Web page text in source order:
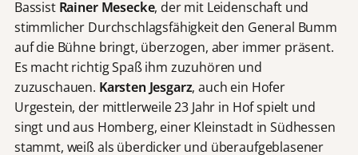
Bassist Rainer Mesecke, der mit Leidenschaft und
stimmlicher Durchschlagsfähigkeit den General Bumm
auf die Bühne bringt, überzogen, aber immer präsent.
Es macht richtig Spaß ihm zuzuhören und
zuzuschauen. Karsten Jesgarz, auch ein Hofer
Urgestein, der mittlerweile 23 Jahr in Hof spielt und
singt und aus Homberg, einer Kleinstadt in Südhessen
stammt, weiß als überdicker und überaufgeblasener